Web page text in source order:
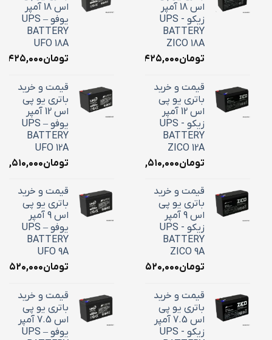
اس 18 آمپر
زیکو - UPS
BATTERY
ZICO 18A
تومان۷,۴۲۵,۰۰۰
قیمت و خرید
باتری یو پی
اس 12 آمپر
زیکو - UPS
BATTERY
ZICO 12A
تومان۴,۵۱۰,۰۰۰
قیمت و خرید
باتری یو پی
اس 9 آمپر
زیکو - UPS
BATTERY
ZICO 9A
تومان۳,۵۲۰,۰۰۰
قیمت و خرید
باتری یو پی
اس 7.5 آمپر
زیکو - UPS
اس 18 آمپر
یوفو – UPS
BATTERY
UFO 18A
تومان
قیمت و خرید
باتری یو پی
اس 12 آمپر
یوفو – UPS
BATTERY
UFO 12A
تومان۴,۵۱۰,۰۰۰
قیمت و خرید
باتری یو پی
اس 9 آمپر
یوفو – UPS
BATTERY
UFO 9A
تومان۳,۵۲۰,۰۰۰
قیمت و خرید
باتری یو پی
اس 7.5 آمپر
یوفو – UPS